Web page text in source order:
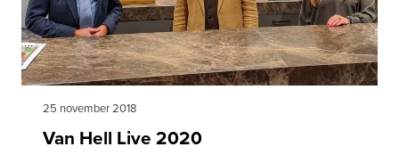
25 november 2018
Van Hell Live 2020